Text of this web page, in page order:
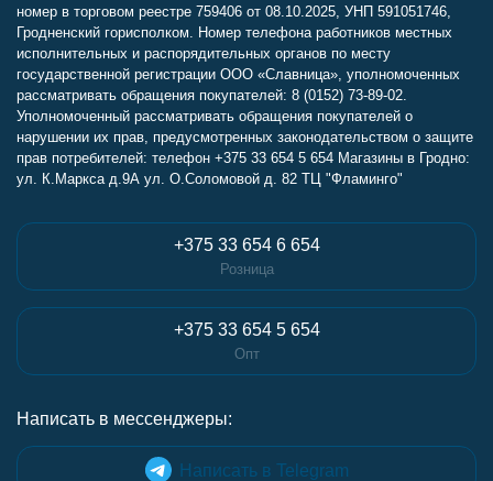
номер в торговом реестре 759406 от 08.10.2025, УНП 591051746,
Гродненский горисполком. Номер телефона работников местных
исполнительных и распорядительных органов по месту
государственной регистрации ООО «Славница», уполномоченных
рассматривать обращения покупателей: 8 (0152) 73-89-02.
Уполномоченный рассматривать обращения покупателей о
нарушении их прав, предусмотренных законодательством о защите
прав потребителей: телефон +375 33 654 5 654 Магазины в Гродно:
ул. К.Маркса д.9А ул. О.Соломовой д. 82 ТЦ "Фламинго"
+375 33 654 6 654
Розница
+375 33 654 5 654
Опт
Написать в мессенджеры:
Написать в Telegram